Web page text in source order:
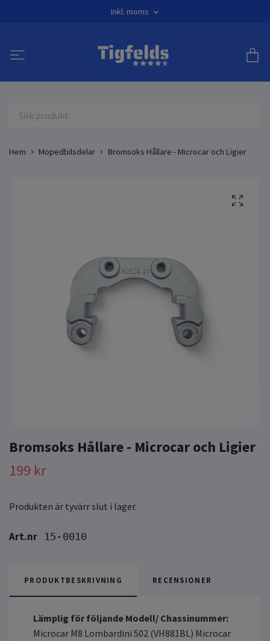
Inkl. moms
Hem Mopedbilsdelar Bromsoks Hållare - Microcar och Ligier
Bromsoks Hållare - Microcar och Ligier
199 kr
Produkten är tyvärr slut i lager.
15-0010
PRODUKTBESKRIVNING RECENSIONER
Lämplig för följande Modell/ Chassinummer:
Microcar M8 Lombardini 502 (VH881BL) Microcar